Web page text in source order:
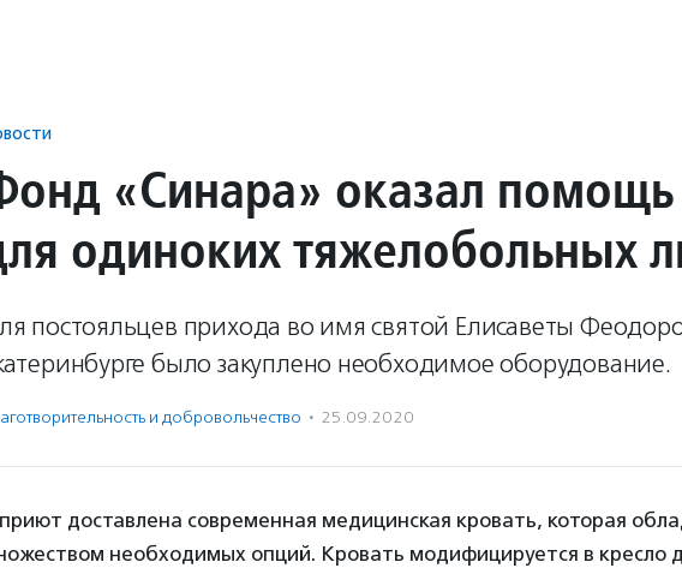
«Синара» оказал
одиноких тяжелобольных
постояльцев прихода во имя святой Елисаветы
было закуплено необходимое оборудование.
и доброволь­чест­во · 25.09.2020
доставлена современная медицинская кровать, которая
необходимых опций. Кровать модифицируется в кресло